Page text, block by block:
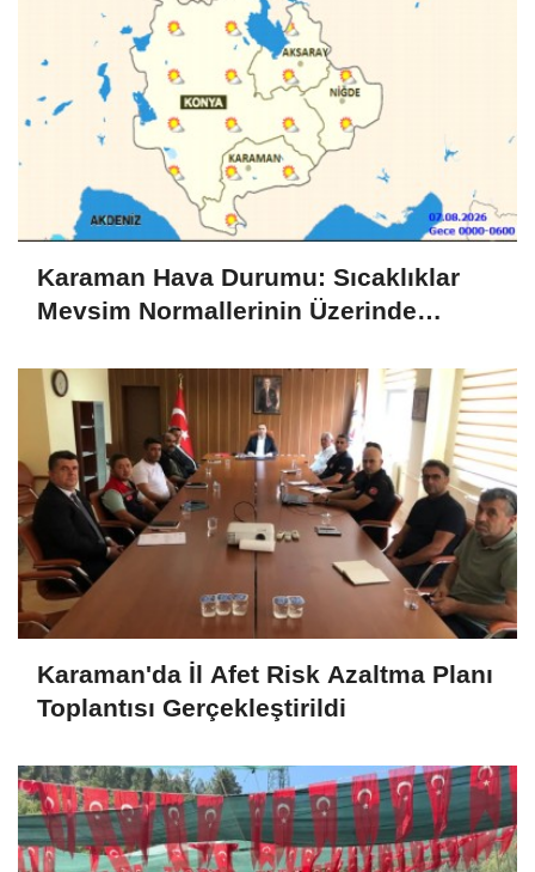
Karaman Hava Durumu: Sıcaklıklar
Mevsim Normallerinin Üzerinde
Karaman'da İl Afet Risk Azaltma Planı
Toplantısı Gerçekleştirildi